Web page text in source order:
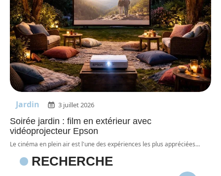
Jardin 3 juillet 2026
Soirée jardin : film en extérieur avec
vidéoprojecteur Epson
Le cinéma en plein air est l'une des expériences les plus appréciées…
RECHERCHE